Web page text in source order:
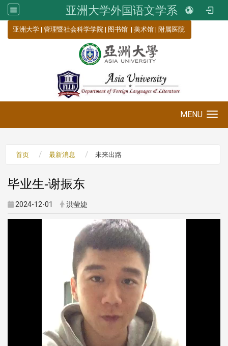
亚洲大学外国语文学系
亚洲大学 | 管理暨社会科学学院 | 图书馆 | 美术馆 | 附属医院
MENU
首页 最新消息 未来出路
毕业生-谢振东
2024-12-01 洪莹婕